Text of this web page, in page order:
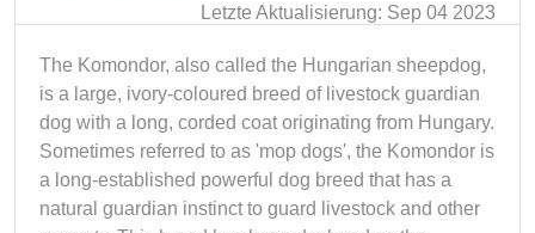
Letzte Aktualisierung: Sep 04 2023
The Komondor, also called the Hungarian sheepdog,
is a large, ivory-coloured breed of livestock guardian
dog with a long, corded coat originating from Hungary.
Sometimes referred to as 'mop dogs', the Komondor is
a long-established powerful dog breed that has a
natural guardian instinct to guard livestock and other